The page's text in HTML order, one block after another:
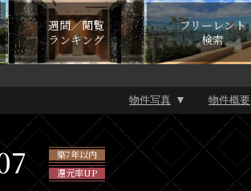
週間／閲覧
ランキング
フリーレント
検索
物件写真 物件概要
築7年以内
還元率UP